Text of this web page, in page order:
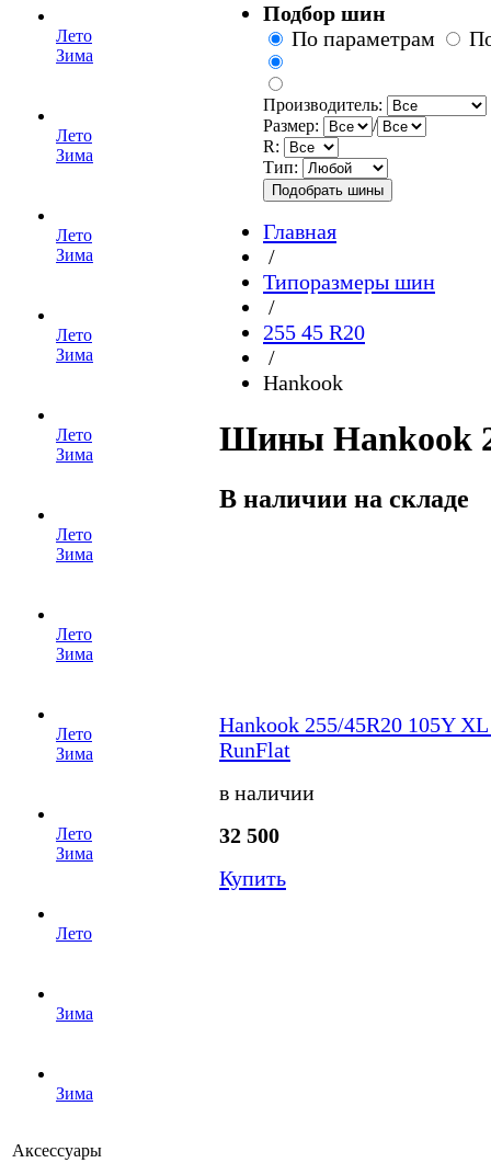
Лето
Зима
Лето
Зима
Лето
Зима
Лето
Зима
Лето
Зима
Лето
Зима
Лето
Зима
Лето
Зима
Лето
Зима
Лето
Зима
Зима
Аксессуары
Подбор шин
По параметрам
Производитель:
Размер:
/
R:
Тип:
Главная
/
Типоразмеры шин
/
255 45 R20
/
Hankook
Шины Hankook
В наличии на складе
Hankook 255/45R20 105Y
RunFlat
в наличии
32 500
Купить